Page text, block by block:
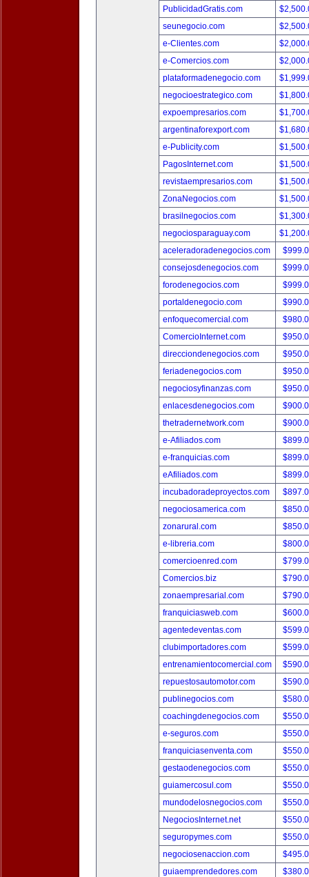
PublicidadGratis.com
seunegocio.com
e-Clientes.com
e-Comercios.com
plataformadenegocio.com
negocioestrategico.com
expoempresarios.com
argentinaforexport.com
e-Publicity.com
PagosInternet.com
revistaempresarios.com
ZonaNegocios.com
brasilnegocios.com
negociosparaguay.com
aceleradoradenegocios.com
consejosdenegocios.com
forodenegocios.com
portaldenegocio.com
enfoquecomercial.com
ComercioInternet.com
direcciondenegocios.com
feriadenegocios.com
negociosyfinanzas.com
enlacesdenegocios.com
thetradernetwork.com
e-Afiliados.com
e-franquicias.com
eAfiliados.com
incubadoradeproyectos.com
negociosamerica.com
zonarural.com
e-libreria.com
comercioenred.com
Comercios.biz
zonaempresarial.com
franquiciasweb.com
agentedeventas.com
clubimportadores.com
entrenamientocomercial.com
repuestosautomotor.com
publinegocios.com
coachingdenegocios.com
e-seguros.com
franquiciasenventa.com
gestaodenegocios.com
guiamercosul.com
mundodelosnegocios.com
NegociosInternet.net
seguropymes.com
negociosenaccion.com
guiaemprendedores.com